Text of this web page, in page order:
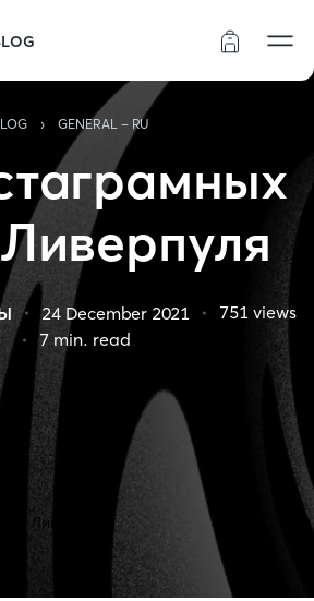
› GENERAL - RU
24 December 2021 751 views
7min. read